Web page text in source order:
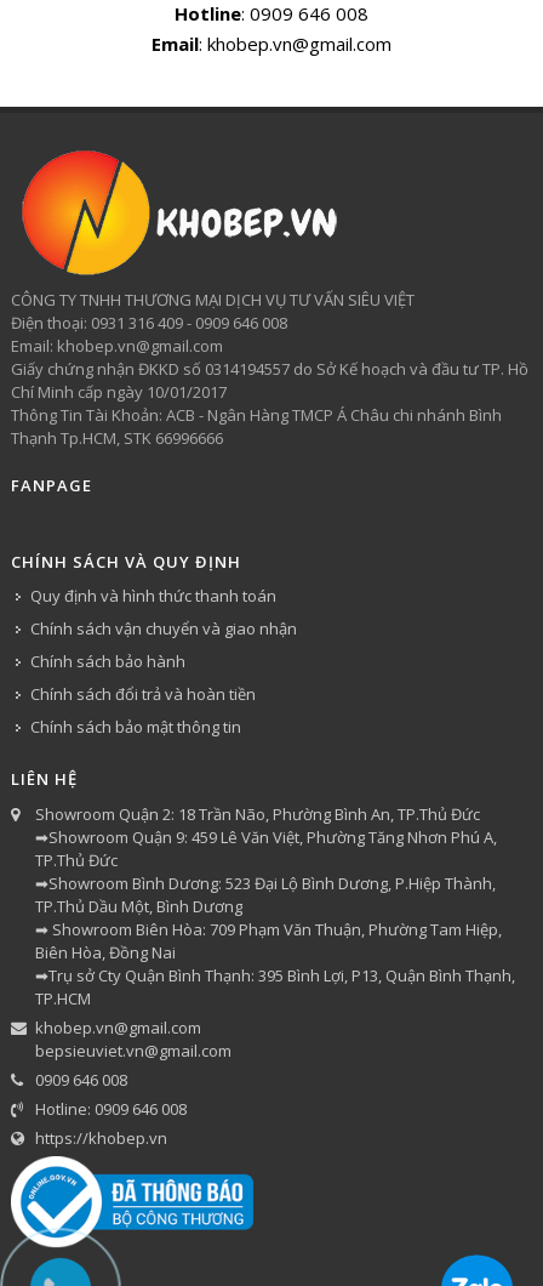
Hotline: 0909 646 008
Email: khobep.vn@gmail.com
CÔNG TY TNHH THƯƠNG MẠI DỊCH VỤ TƯ VẤN SIÊU VIỆT
​Điện thoại: 0931 316 409 - 0909 646 008
Email: khobep.vn@gmail.com
Giấy chứng nhận ĐKKD số 0314194557 do Sở Kế hoạch và đầu tư TP. Hồ
Chí Minh cấp ngày 10/01/2017
Thông Tin Tài Khoản: ACB - Ngân Hàng TMCP Á Châu chi nhánh Bình
Thạnh Tp.HCM, STK 66996666
FANPAGE
CHÍNH SÁCH VÀ QUY ĐỊNH
Quy định và hình thức thanh toán
Chính sách vận chuyển và giao nhận
Chính sách bảo hành
Chính sách đổi trả và hoàn tiền
Chính sách bảo mật thông tin
LIÊN HỆ
Showroom Quận 2: 18 Trần Não, Phường Bình An, TP.Thủ Đức
➡Showroom Quận 9: 459 Lê Văn Việt, Phường Tăng Nhơn Phú A,
TP.Thủ Đức
➡Showroom Bình Dương: 523 Đại Lộ Bình Dương, P.Hiệp Thành,
TP.Thủ Dầu Một, Bình Dương
➡ Showroom Biên Hòa: 709 Phạm Văn Thuận, Phường Tam Hiệp,
Biên Hòa, Đồng Nai
➡Trụ sở Cty Quận Bình Thạnh: 395 Bình Lợi, P13, Quận Bình Thạnh,
TP.HCM
khobep.vn@gmail.com
bepsieuviet.vn@gmail.com
0909 646 008
Hotline: 0909 646 008
https://khobep.vn